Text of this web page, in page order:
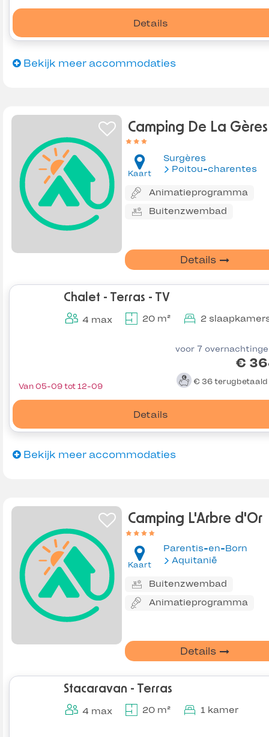
Details
Bekijk meer accommodaties
Camping De La Gères
Kaart
Surgères
Poitou-charentes
Animatieprogramma
Buitenzwembad
Details
Chalet - Terras - TV
4 max 20 m² 2
voor 7
€
€ 36 terugbetaald
Details
Van 05-09 tot 12-09
Bekijk meer accommodaties
Camping L'Arbre d'Or
Kaart
Parentis-en-Born
Aquitanië
Buitenzwembad
Animatieprogramma
Details
Stacaravan - Terras
4 max 20 m² 1 kamer